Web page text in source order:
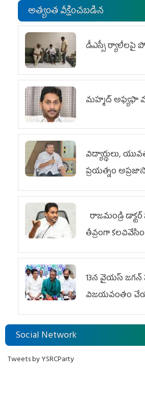
అత్యంత వీక్షించబడిన
డీఎస్సీ ర్యాలీలపై
మహ్మద్‌ అఫ్యఫా
విద్యార్థులు,
ప్రయత్నం
రాజమండ్రి
తీవ్రంగా
13న వైయస్‌ జగన్‌
విజయవంతం
Social Network
Tweets by YSRCParty